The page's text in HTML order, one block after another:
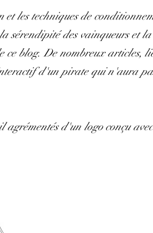
les techniques de
sérendipité des vainqueurs et
blog. De nombreux articles,
d'un pirate qui n'aura
agrémentés d'un logo conçu